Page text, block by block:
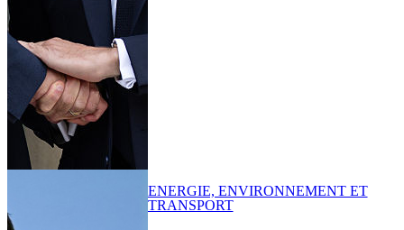
ENERGIE, ENVIRONNEMENT ET
TRANSPORT